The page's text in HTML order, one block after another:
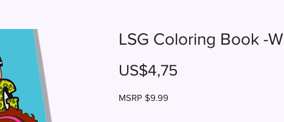
LSG Coloring Book -W
US$4,75
MSRP $9.99